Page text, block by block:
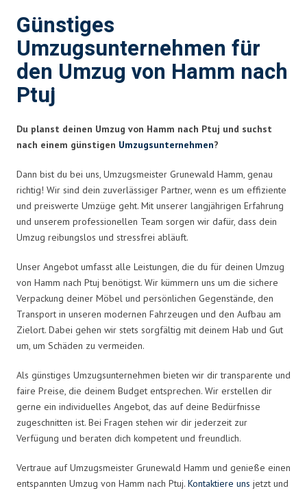
Günstiges
Umzugsunternehmen für
den Umzug von Hamm nach
Ptuj
Du planst deinen Umzug von Hamm nach Ptuj und suchst
nach einem günstigen Umzugsunternehmen?
Dann bist du bei uns, Umzugsmeister Grunewald Hamm, genau
richtig! Wir sind dein zuverlässiger Partner, wenn es um effiziente
und preiswerte Umzüge geht. Mit unserer langjährigen Erfahrung
und unserem professionellen Team sorgen wir dafür, dass dein
Umzug reibungslos und stressfrei abläuft.
Unser Angebot umfasst alle Leistungen, die du für deinen Umzug
von Hamm nach Ptuj benötigst. Wir kümmern uns um die sichere
Verpackung deiner Möbel und persönlichen Gegenstände, den
Transport in unseren modernen Fahrzeugen und den Aufbau am
Zielort. Dabei gehen wir stets sorgfältig mit deinem Hab und Gut
um, um Schäden zu vermeiden.
Als günstiges Umzugsunternehmen bieten wir dir transparente und
faire Preise, die deinem Budget entsprechen. Wir erstellen dir
gerne ein individuelles Angebot, das auf deine Bedürfnisse
zugeschnitten ist. Bei Fragen stehen wir dir jederzeit zur
Verfügung und beraten dich kompetent und freundlich.
Vertraue auf Umzugsmeister Grunewald Hamm und genieße einen
entspannten Umzug von Hamm nach Ptuj. Kontaktiere uns jetzt und